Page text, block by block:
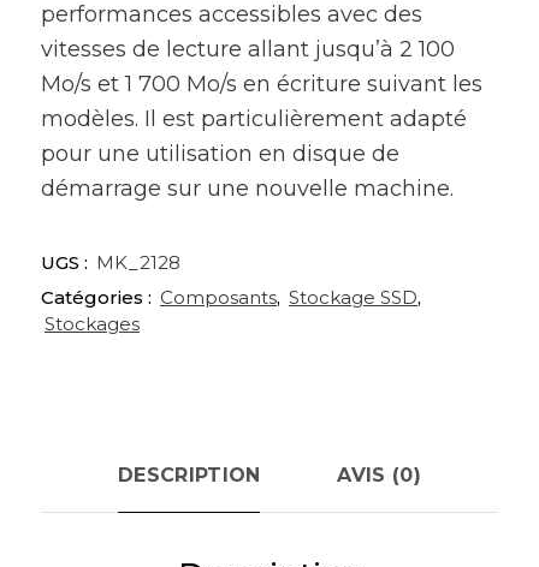
performances accessibles avec des
vitesses de lecture allant jusqu’à 2 100
Mo/s et 1 700 Mo/s en écriture suivant les
modèles. Il est particulièrement adapté
pour une utilisation en disque de
démarrage sur une nouvelle machine.
UGS : MK_2128
Catégories : Composants, Stockage SSD,
Stockages
DESCRIPTION AVIS (0)